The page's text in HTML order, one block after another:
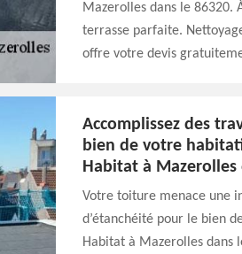
Mazerolles dans le 86320.
terrasse parfaite.
offre votre devis
Accomplissez des
bien de votre
Habitat à Mazerolles
Votre toiture menace une
d’étanchéité pour le bien
Habitat à Mazerolles dans